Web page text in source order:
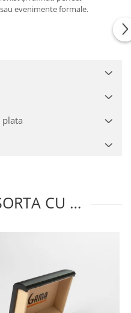
evenimente formale.
CU …